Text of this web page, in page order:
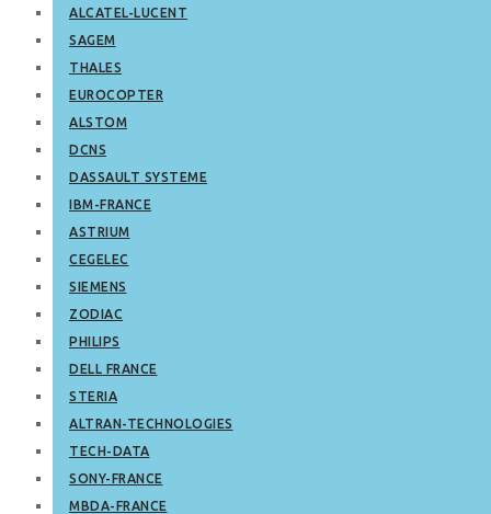
ALCATEL-LUCENT
SAGEM
THALES
EUROCOPTER
ALSTOM
DCNS
DASSAULT SYSTEME
IBM-FRANCE
ASTRIUM
CEGELEC
SIEMENS
ZODIAC
PHILIPS
DELL FRANCE
STERIA
ALTRAN-TECHNOLOGIES
TECH-DATA
SONY-FRANCE
MBDA-FRANCE